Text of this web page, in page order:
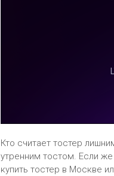
Кто считает тостер
утренним тостом. Если
купить тостер в Москве